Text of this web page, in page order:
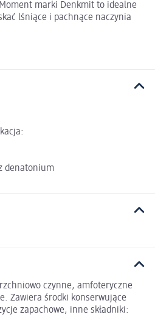
marki Denkmit to idealne
lśniące i pachnące naczynia
denatonium
czynne, amfoteryczne
Zawiera środki konserwujące
zapachowe, inne składniki: